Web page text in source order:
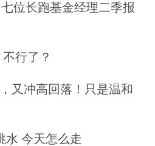
了销售数据与出货计
机器人灵巧手交付量
位长跑基金经理二季报
行了？
又冲高回落！只是温和
水 今天怎么走